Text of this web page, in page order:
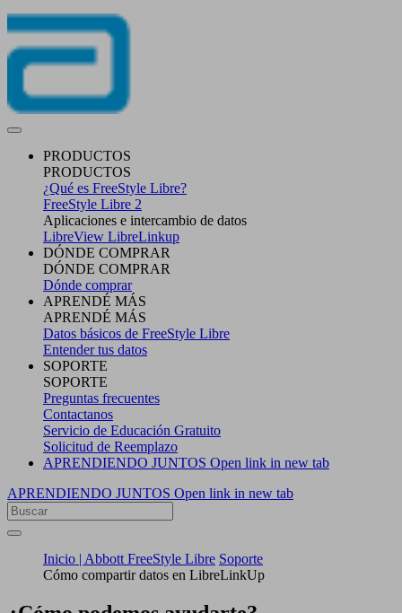
PRODUCTOS
PRODUCTOS
¿Qué es FreeStyle Libre?
FreeStyle Libre 2
Aplicaciones e intercambio de datos
LibreView LibreLinkup
DÓNDE COMPRAR
DÓNDE COMPRAR
Dónde comprar
APRENDÉ MÁS
APRENDÉ MÁS
Datos básicos de FreeStyle Libre
Entender tus datos
SOPORTE
SOPORTE
Preguntas frecuentes
Contactanos
Servicio de Educación Gratuito
Solicitud de Reemplazo
APRENDIENDO JUNTOS Open link in new tab
APRENDIENDO JUNTOS Open link in new tab
Inicio | Abbott FreeStyle Libre Soporte
Cómo compartir datos en LibreLinkUp